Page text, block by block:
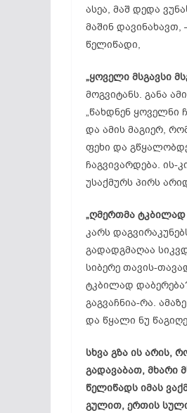
ასეა, მაშ დედა
მაშინ
წელიწადი,
„ყოველი მსგავსი
მოგვიტანს. განა
„წახდნენ ყოველნი
და ამის მაგიერ,
ფეხი და
ჩაგვივარდება.
უსაქმურს პირს
„ღმერთმა
კარს
გადადგმაღაა
სიბერე თავის-
ტკბილად
გაგვაჩნია-რა.
და წყალი ნუ
სხვა გზა ის არის,
გადავაბათ, მხარი
წელიწადს იმას
გულით, ერთის